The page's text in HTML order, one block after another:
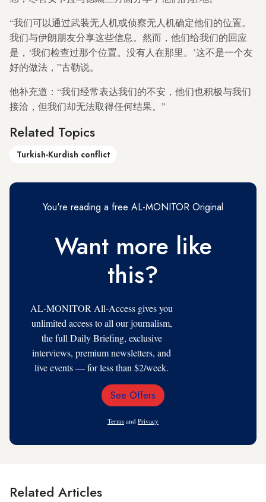
“我们可以通过武装无人机或侦察无人机确定他们的位置。
我们与伊朗朋友分享这些信息。然而，他们给我们的回应
是，‘我们检查过那个位置。没有人在那里。’这不是一个友
好的做法，”古勒说。
他补充道：“我们经常表达我们的不安，他们也积极与我们
接洽，但我们却无法取得任何结果。”
Related Topics
Turkish-Kurdish conflict
You're reading a free AL-MONITOR Original
Want more like
this?
AL-MONITOR All-Access gives you
unlimited access to all our journalism,
the full Daily Briefing, exclusive
interviews, premium newsletters, and
live events — for less than $2/week.
Email
See Offers
Terms and Privacy
Related Articles